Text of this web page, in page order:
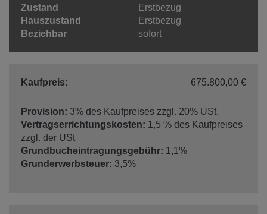
Zustand
Erstbezug
Hauszustand
Erstbezug
Beziehbar
sofort
Kaufpreis: 675.800,00 €
Provision: 3% des Kaufpreises zzgl. 20% USt.
Vertragserrichtungskosten: 1,5 % des Kaufpreises
zzgl. der USt
Grundbucheintragungsgebühr: 1,1%
Grunderwerbsteuer: 3,5%